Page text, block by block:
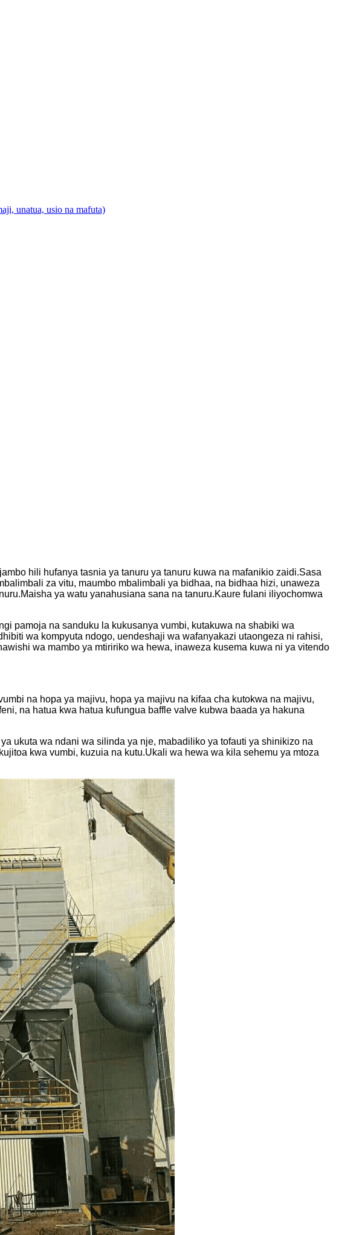
unatua, usio na mafuta)
hili hufanya tasnia ya tanuru ya tanuru kuwa na mafanikio zaidi.Sasa
za vitu, maumbo mbalimbali ya bidhaa, na bidhaa hizi, unaweza
ya watu yanahusiana sana na tanuru.Kaure fulani iliyochomwa
pamoja na sanduku la kukusanya vumbi, kutakuwa na shabiki wa
wa kompyuta ndogo, uendeshaji wa wafanyakazi utaongeza ni rahisi,
wa mambo ya mtiririko wa hewa, inaweza kusema kuwa ni ya vitendo
na hopa ya majivu, hopa ya majivu na kifaa cha kutokwa na majivu,
na hatua kwa hatua kufungua baffle valve kubwa baada ya hakuna
ukuta wa ndani wa silinda ya nje, mabadiliko ya tofauti ya shinikizo na
kwa vumbi, kuzuia na kutu.Ukali wa hewa wa kila sehemu ya mtoza